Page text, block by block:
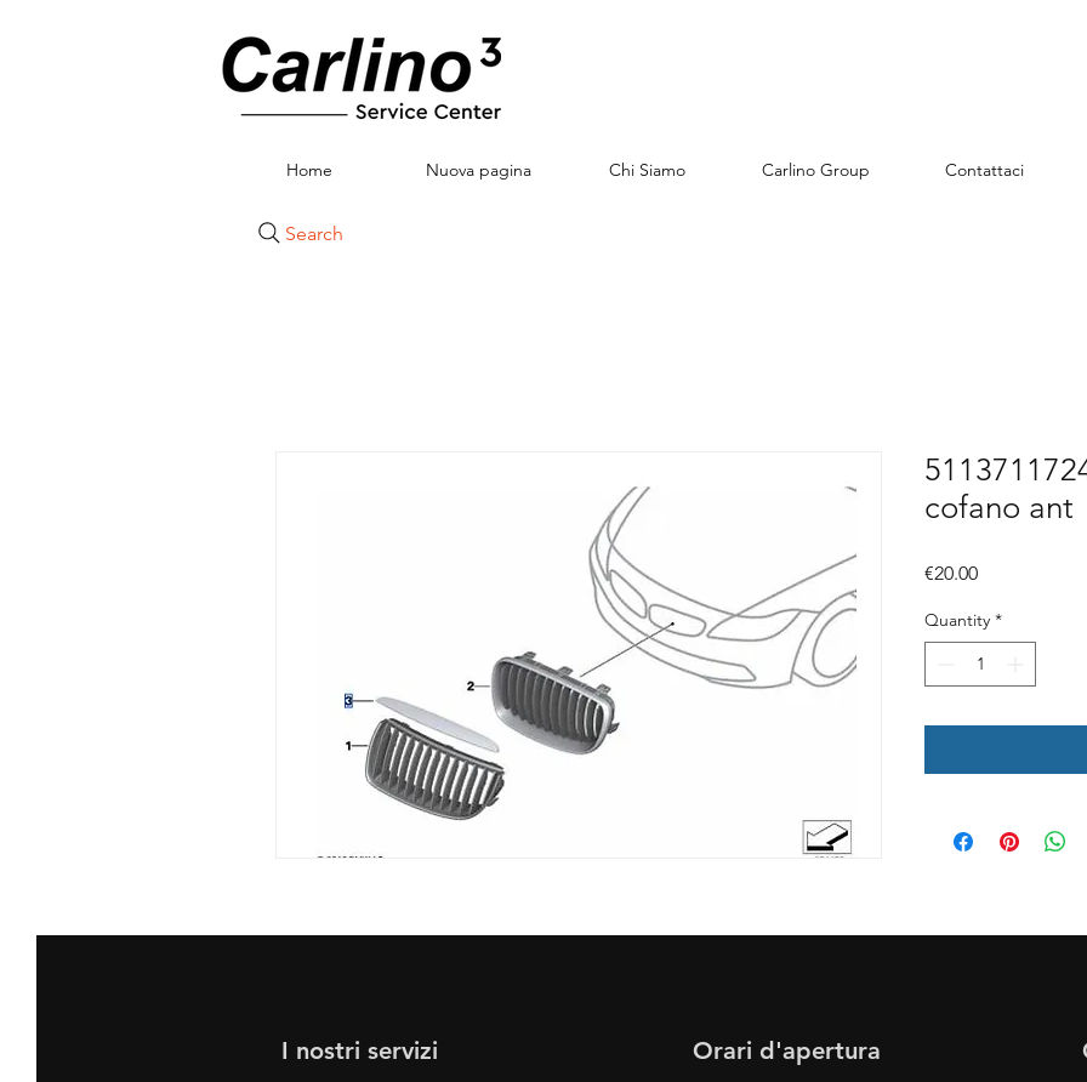
Home Nuova pagina Chi Siamo Carlino Group Contattaci
Search
cofano ant
€20.00Price
Quantity *
I nostri servizi Orari d'apertura